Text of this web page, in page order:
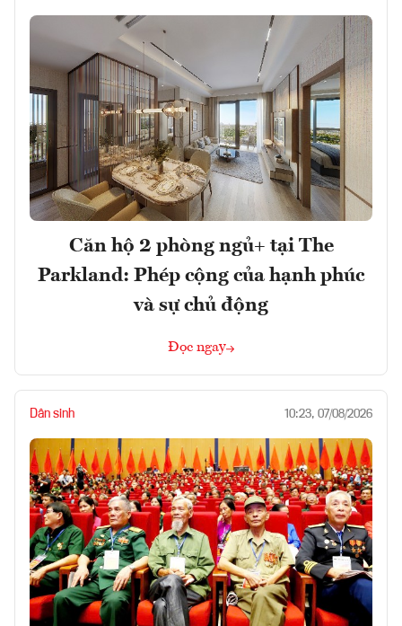
Căn hộ 2 phòng ngủ+ tại The
Parkland: Phép cộng của hạnh phúc
và sự chủ động
Đọc ngay
Dân sinh 10:23, 07/08/2026